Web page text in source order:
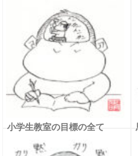
小学生教室の目標の全て